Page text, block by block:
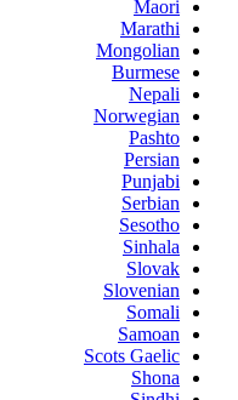
Maori
Marathi
Mongolian
Burmese
Nepali
Norwegian
Pashto
Persian
Punjabi
Serbian
Sesotho
Sinhala
Slovak
Slovenian
Somali
Samoan
Scots Gaelic
Shona